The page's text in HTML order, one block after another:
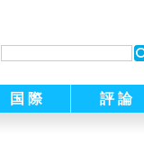
国 際 評 論